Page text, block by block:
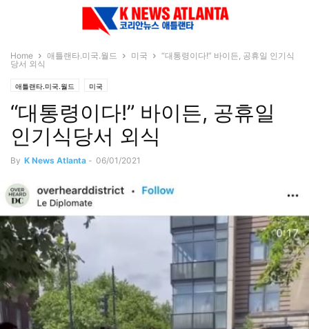
Home 애틀랜타.미국.월드 미국
“대통령이다!” 바이든, 공휴일 인기식
당서 외식
애틀랜타.미국.월드 미국
“대통령이다!” 바이든, 공휴일
인기식당서 외식
By K News Atlanta - 06/01/2021